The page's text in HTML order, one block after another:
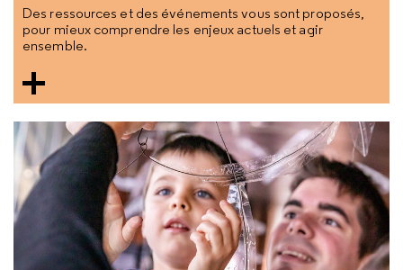
Des ressources et des événements vous sont proposés,
pour mieux comprendre les enjeux actuels et agir
ensemble.